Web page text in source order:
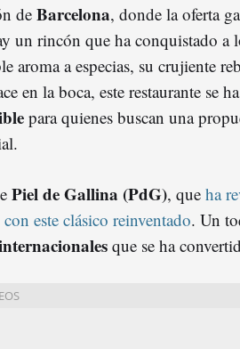
deBarcelona, donde la oferta
un rincón que ha conquistado a
aroma a especias, su crujiente
en la boca, este restaurante se
para quienes buscan una
Piel de Gallina (PdG), que ha
este clásico reinventado. Un
que se ha